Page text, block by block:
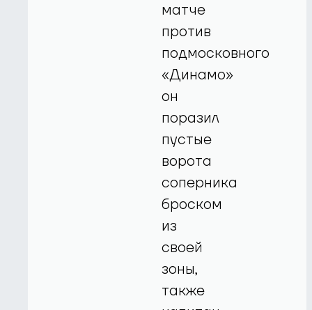
матче
против
подмосковного
«Динамо»
он
поразил
пустые
ворота
соперника
броском
из
своей
зоны,
также